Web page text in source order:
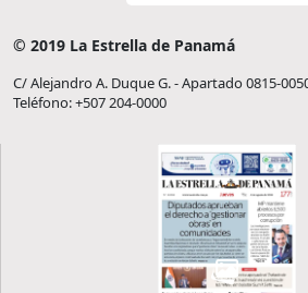
© 2019 La Estrella de Panamá
C/ Alejandro A. Duque G. - Apartado 0815-
Teléfono: +507 204-0000